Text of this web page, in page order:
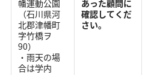
幡運動公園
（石川県河
北郡津幡町
字竹橋ヲ
90）
・雨天の場
合は学内
あった顧問に
確認してくだ
さい。